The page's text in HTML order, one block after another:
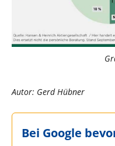
Autor: Gerd Hübner
Bei Google